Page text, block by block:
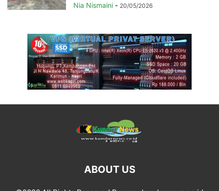
Nia Nismaini - 20/05/2026
ABOUT US